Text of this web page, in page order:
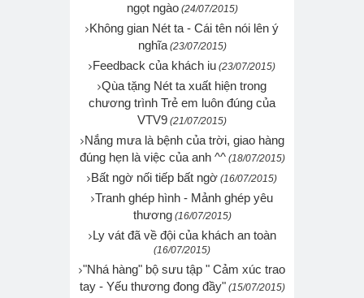
ngọt ngào (24/07/2015)
Không gian Nét ta - Cái tên nói lên ý
nghĩa (23/07/2015)
Feedback của khách iu (23/07/2015)
Qùa tặng Nét ta xuất hiện trong
chương trình Trẻ em luôn đúng của
VTV9 (21/07/2015)
Nắng mưa là bệnh của trời, giao hàng
đúng hẹn là việc của anh ^^ (18/07/2015)
Bất ngờ nối tiếp bất ngờ (16/07/2015)
Tranh ghép hình - Mảnh ghép yêu
thương (16/07/2015)
Ly vát đã về đội của khách an toàn
(16/07/2015)
"Nhá hàng" bộ sưu tập " Cảm xúc trao
tay - Yếu thương đong đầy" (15/07/2015)